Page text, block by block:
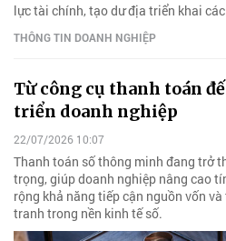
lực tài chính, tạo dư địa triển khai
tới.
THÔNG TIN DOANH NGHIỆP
Từ công cụ thanh toán
triển doanh nghiệp
22/07/2026 10:07
Thanh toán số thông minh đang trở
trọng, giúp doanh nghiệp nâng cao
rộng khả năng tiếp cận nguồn vốn
tranh trong nền kinh tế số.